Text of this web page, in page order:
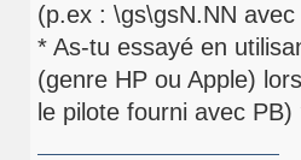
(p.ex : \gs\gsN.NN
* As-tu essayé en
(genre HP ou Apple)
le pilote fourni avec PB)